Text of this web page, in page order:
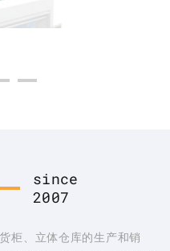
since
2007
柜、立体仓库的生产和销